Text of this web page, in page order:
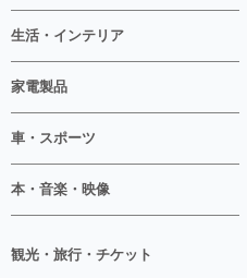
生活・インテリア
家電製品
車・スポーツ
本・音楽・映像
観光・旅行・チケット